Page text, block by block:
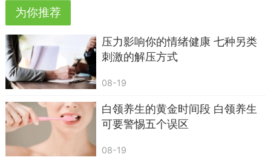
推荐理由：洋葱可清血，有助于降低胆固醇。
抗氧化食品——豆腐
推荐理由：除了瘦肉和鱼虾类食物外，豆腐也
是良好的蛋白质来源。同时，豆类食品含有一种被
称为“异黄酮”的化学物质，是一种有效的抗氧化
剂。请大家记住，“氧化”意味着“衰老”。
保持活力食物——圆白菜
为你推荐
压力影响你的情绪健康 七种另类
刺激的解压方式
08-19
白领养生的黄金时间段 白领养生
可要警惕五个误区
08-19